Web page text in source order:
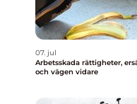
07. jul
Arbetsskada rättigheter, ersättning
och vägen vidare